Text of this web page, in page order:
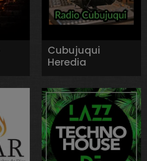
Cubujuqui
Heredia